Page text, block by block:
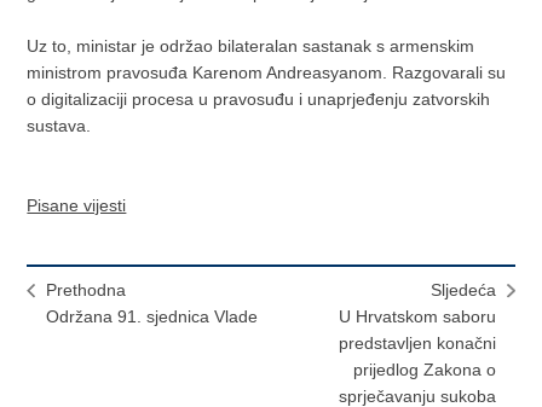
Uz to, ministar je održao bilateralan sastanak s armenskim
ministrom pravosuđa Karenom Andreasyanom. Razgovarali su
o digitalizaciji procesa u pravosuđu i unaprjeđenju zatvorskih
sustava.
Pisane vijesti
Prethodna
Održana 91. sjednica Vlade
Sljedeća
U Hrvatskom saboru
predstavljen konačni
prijedlog Zakona o
sprječavanju sukoba